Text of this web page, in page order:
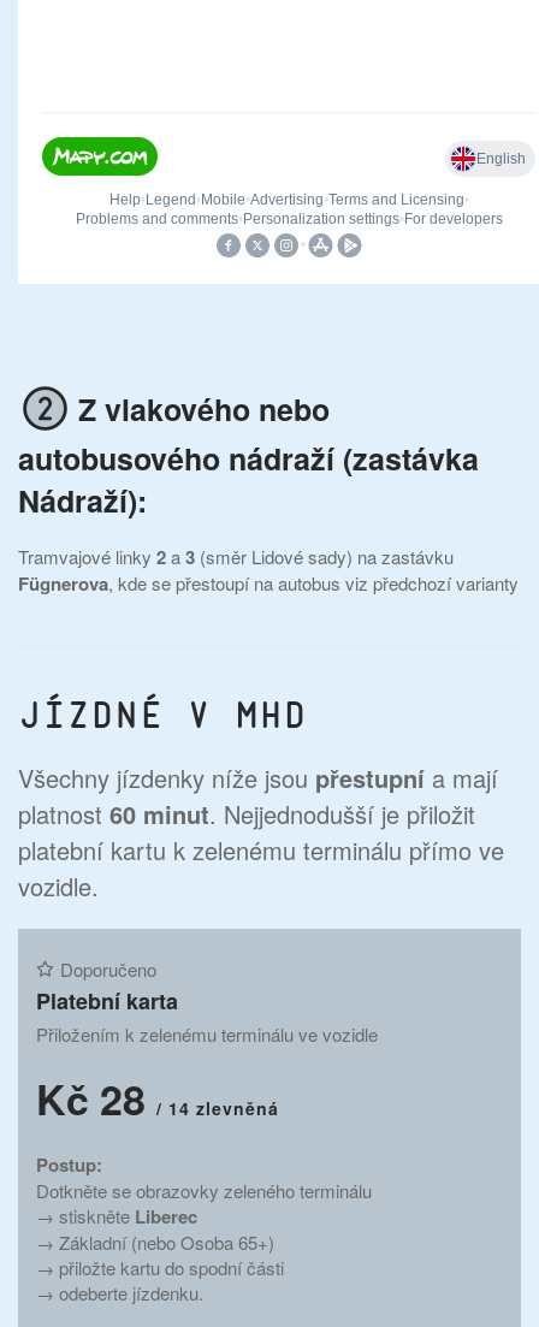
Z vlakového nebo
autobusového nádraží (zastávka
Nádraží):
Tramvajové linky 2a3 (směr Lidové sady) na zastávku
Fügnerova, kde se přestoupí na autobus viz předchozí varianty
Jízdné v MHD
Všechny jízdenky níže jsou přestupní a mají
platnost 60 minut. Nejjednodušší je přiložit
platební kartu k zelenému terminálu přímo ve
vozidle.
Doporučeno
Platební karta
Přiložením k zelenému terminálu ve vozidle
Kč 28 / 14 zlevněná
Postup:
Dotkněte se obrazovky zeleného terminálu
→ stiskněte Liberec
→ Základní (nebo Osoba 65+)
→ přiložte kartu do spodní části
→ odeberte jízdenku.